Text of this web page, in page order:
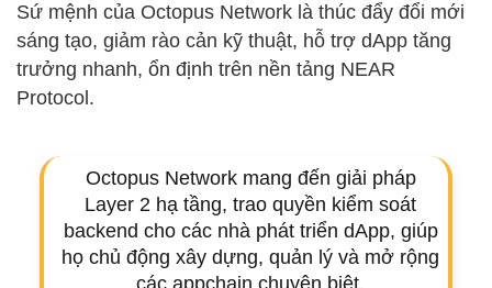
Sứ mệnh của Octopus Network là thúc đẩy đổi mới
sáng tạo, giảm rào cản kỹ thuật, hỗ trợ dApp tăng
trưởng nhanh, ổn định trên nền tảng NEAR
Protocol.
Octopus Network mang đến giải pháp
Layer 2 hạ tầng, trao quyền kiểm soát
backend cho các nhà phát triển dApp, giúp
họ chủ động xây dựng, quản lý và mở rộng